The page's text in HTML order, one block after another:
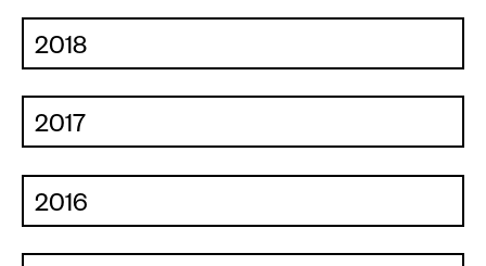
Shop
Plakate
Sondereditionen
Editionen
Merchandise
2018
2017
2016